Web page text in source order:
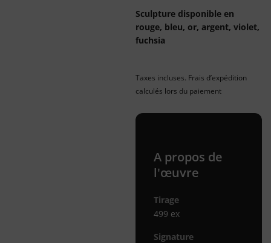
Sculpture disponible en
rouge, bleu, or, argent, violet,
fuchsia
Taxes incluses. Frais d’expédition
calculés lors du paiement
A propos de
l'œuvre
Tirage
499 ex
Signature